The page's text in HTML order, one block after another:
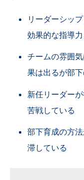
リーダーシッ
効果的な指導
チームの雰囲
果は出るが部
新任リーダー
苦戦している
部下育成の方
滞している